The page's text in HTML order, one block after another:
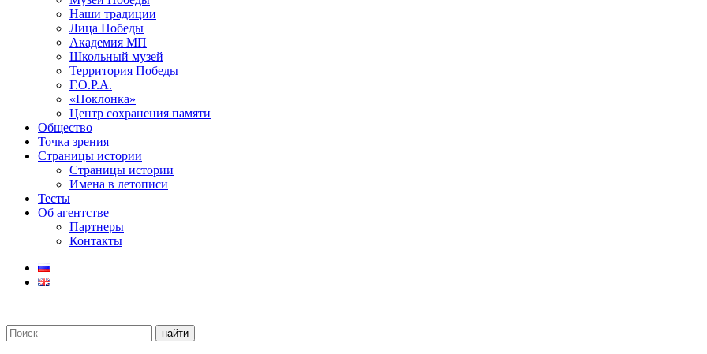
Наши традиции
Лица Победы
Академия МП
Школьный музей
Территория Победы
Г.О.Р.А.
«Поклонка»
Центр сохранения памяти
Общество
Точка зрения
Страницы истории
Страницы истории
Имена в летописи
Тесты
Об агентстве
Партнеры
Контакты